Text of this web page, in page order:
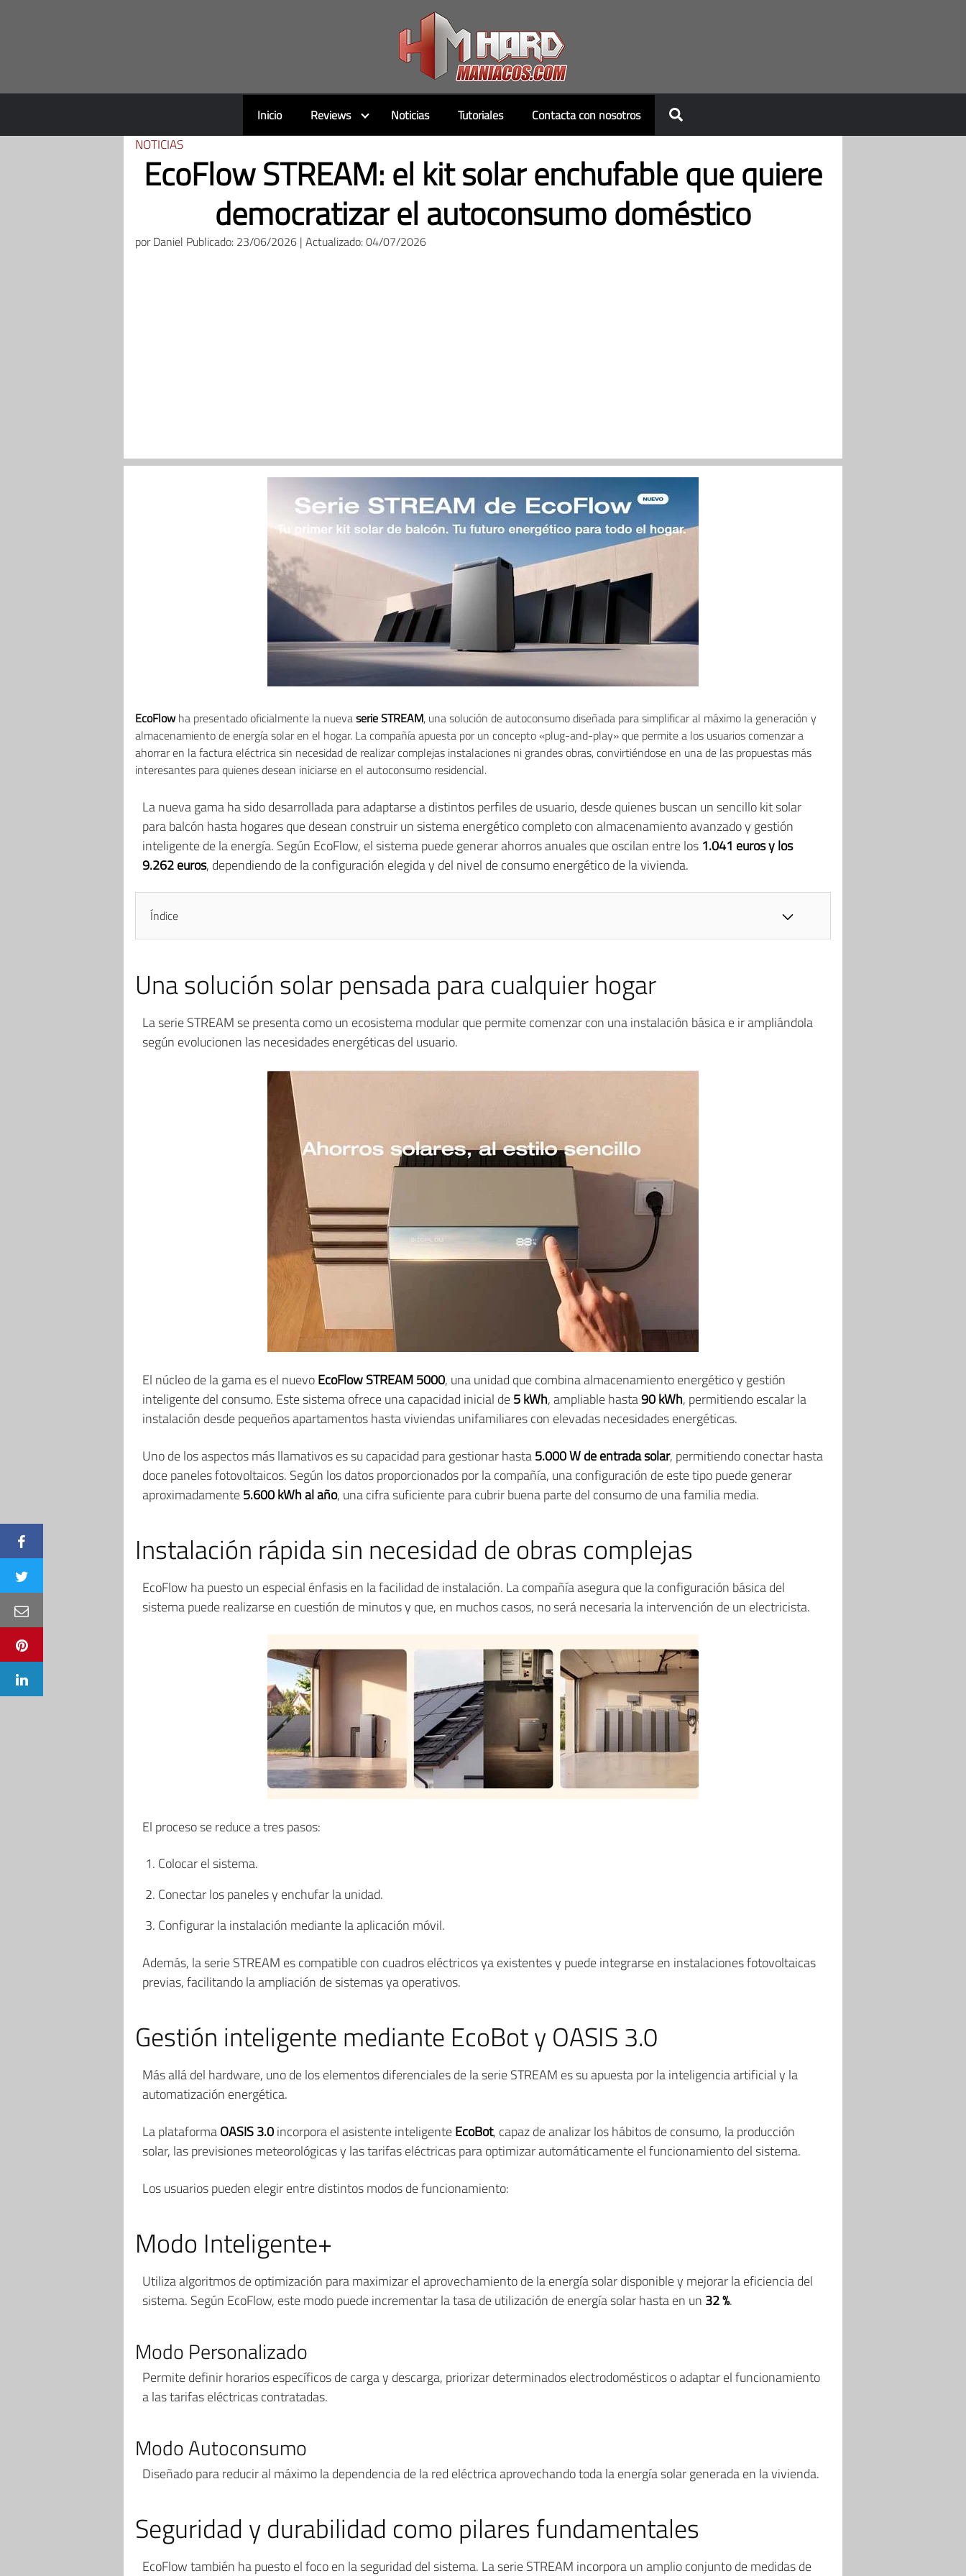
Inicio Reviews Noticias Tutoriales Contacta con nosotros
NOTICIAS
EcoFlow STREAM: el kit solar enchufable que quiere
democratizar el autoconsumo doméstico
porDaniel Publicado: 23/06/2026 | Actualizado: 04/07/2026
EcoFlowha presentado oficialmente la nuevaserie STREAM, una solución de autoconsumo diseñada para simplificar al máximo la generación y
almacenamiento de energía solar en el hogar. La compañía apuesta por un concepto «plug-and-play» que permite a los usuarios comenzar a
ahorrar en la factura eléctrica sin necesidad de realizar complejas instalaciones ni grandes obras, convirtiéndose en una de las propuestas más
interesantes para quienes desean iniciarse en el autoconsumo residencial.
La nueva gama ha sido desarrollada para adaptarse a distintos perfiles de usuario, desde quienes buscan un sencillo kit solar
para balcón hasta hogares que desean construir un sistema energético completo con almacenamiento avanzado y gestión
inteligente de la energía. Según EcoFlow, el sistema puede generar ahorros anuales que oscilan entre los 1.041 euros y los
9.262 euros, dependiendo de la configuración elegida y del nivel de consumo energético de la vivienda.
Índice
Una solución solar pensada para cualquier hogar
La serie STREAM se presenta como un ecosistema modular que permite comenzar con una instalación básica e ir ampliándola
según evolucionen las necesidades energéticas del usuario.
El núcleo de la gama es el nuevoEcoFlow STREAM 5000, una unidad que combina almacenamiento energético y gestión
inteligente del consumo. Este sistema ofrece una capacidad inicial de5 kWh, ampliable hasta90 kWh, permitiendo escalar la
instalación desde pequeños apartamentos hasta viviendas unifamiliares con elevadas necesidades energéticas.
Uno de los aspectos más llamativos es su capacidad para gestionar hasta5.000 W de entrada solar, permitiendo conectar hasta
doce paneles fotovoltaicos. Según los datos proporcionados por la compañía, una configuración de este tipo puede generar
aproximadamente5.600 kWh al año, una cifra suficiente para cubrir buena parte del consumo de una familia media.
Instalación rápida sin necesidad de obras complejas
EcoFlow ha puesto un especial énfasis en la facilidad de instalación. La compañía asegura que la configuración básica del
sistema puede realizarse en cuestión de minutos y que, en muchos casos, no será necesaria la intervención de un electricista.
El proceso se reduce a tres pasos:
Colocar el sistema.
Conectar los paneles y enchufar la unidad.
Configurar la instalación mediante la aplicación móvil.
Además, la serie STREAM es compatible con cuadros eléctricos ya existentes y puede integrarse en instalaciones fotovoltaicas
previas, facilitando la ampliación de sistemas ya operativos.
Gestión inteligente mediante EcoBot y OASIS 3.0
Más allá del hardware, uno de los elementos diferenciales de la serie STREAM es su apuesta por la inteligencia artificial y la
automatización energética.
La plataformaOASIS 3.0incorpora el asistente inteligenteEcoBot, capaz de analizar los hábitos de consumo, la producción
solar, las previsiones meteorológicas y las tarifas eléctricas para optimizar automáticamente el funcionamiento del sistema.
Los usuarios pueden elegir entre distintos modos de funcionamiento:
Modo Inteligente+
Utiliza algoritmos de optimización para maximizar el aprovechamiento de la energía solar disponible y mejorar la eficiencia del
sistema. Según EcoFlow, este modo puede incrementar la tasa de utilización de energía solar hasta en un 32 %.
Modo Personalizado
Permite definir horarios específicos de carga y descarga, priorizar determinados electrodomésticos o adaptar el funcionamiento
a las tarifas eléctricas contratadas.
Modo Autoconsumo
Diseñado para reducir al máximo la dependencia de la red eléctrica aprovechando toda la energía solar generada en la vivienda.
Seguridad y durabilidad como pilares fundamentales
EcoFlow también ha puesto el foco en la seguridad del sistema. La serie STREAM incorpora un amplio conjunto de medidas de